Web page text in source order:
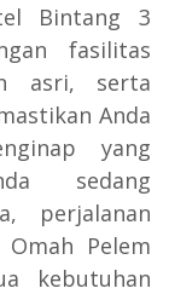
Bintang 3
fasilitas
asri, serta
Anda
yang
sedang
perjalanan
Pelem
kebutuhan